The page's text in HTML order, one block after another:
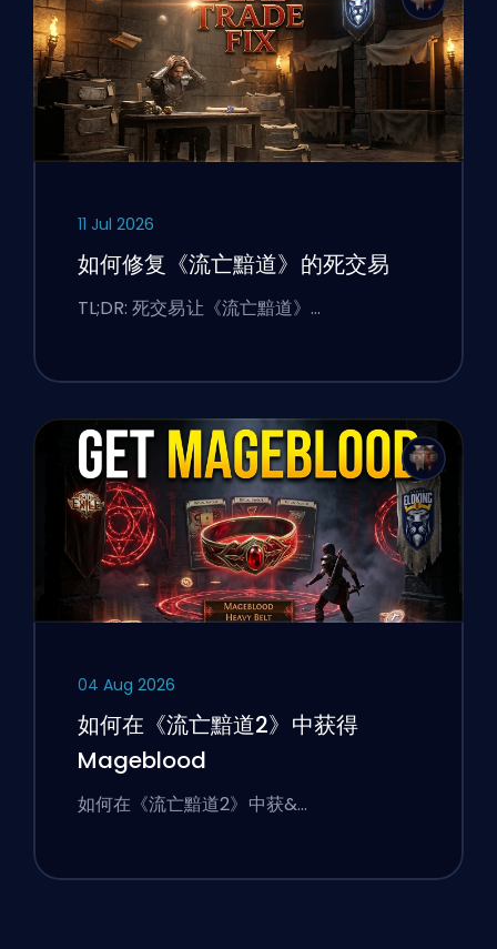
11 Jul 2026
如何修复《流亡黯道》的死交易
TL;DR: 死交易让《流亡黯道》…
04 Aug 2026
如何在《流亡黯道2》中获得
Mageblood
如何在《流亡黯道2》中获&…